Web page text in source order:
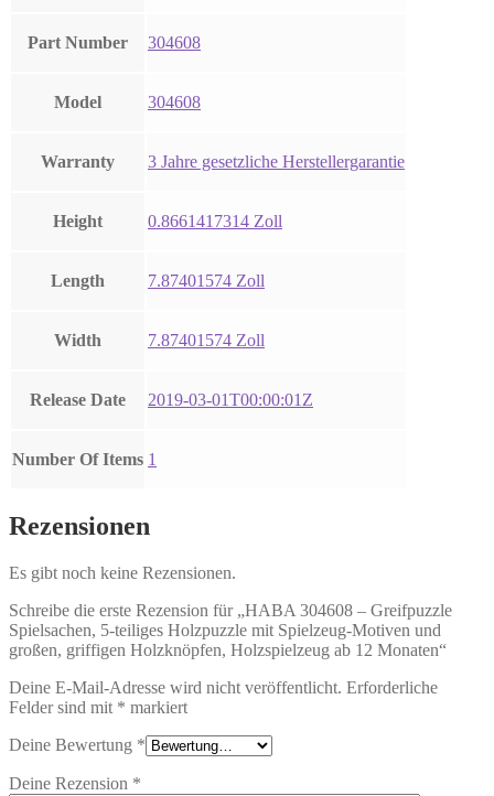
Part Number 304608
Model 304608
Warranty 3 Jahre gesetzliche Herstellergarantie
Height 0.8661417314 Zoll
Length 7.87401574 Zoll
Width 7.87401574 Zoll
Release Date 2019-03-01T00:00:01Z
Number Of Items 1
Rezensionen
Es gibt noch keine Rezensionen.
Schreibe die erste Rezension für „HABA 304608 – Greifpuzzle
Spielsachen, 5-teiliges Holzpuzzle mit Spielzeug-Motiven und
großen, griffigen Holzknöpfen, Holzspielzeug ab 12 Monaten“
Deine E-Mail-Adresse wird nicht veröffentlicht. Erforderliche
Felder sind mit * markiert
Deine Bewertung *
Deine Rezension *